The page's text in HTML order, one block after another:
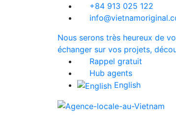
+84 913 025 122
Nous serons très heureux de
échanger sur vos projets,
Rappel gratuit
Hub agents
English